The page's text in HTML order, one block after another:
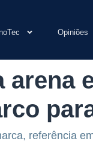
Opiniões
arena
referência